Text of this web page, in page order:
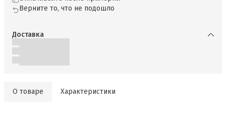
Верните то, что не подошло
Доставка
О товаре Характеристики